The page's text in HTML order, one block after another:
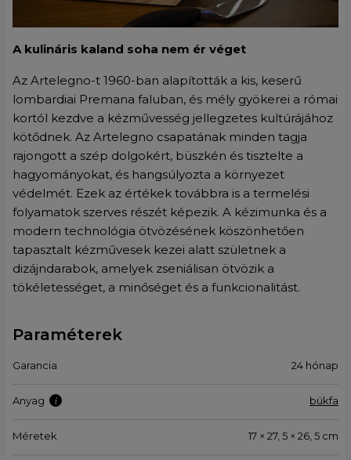
A kulináris kaland soha nem ér véget
Az Artelegno-t 1960-ban alapították a kis, keserű
lombardiai Premana faluban, és mély gyökerei a római
kortól kezdve a kézművesség jellegzetes kultúrájához
kötődnek. Az Artelegno csapatának minden tagja
rajongott a szép dolgokért, büszkén és tisztelte a
hagyományokat, és hangsúlyozta a környezet
védelmét. Ezek az értékek továbbra is a termelési
folyamatok szerves részét képezik. A kézimunka és a
modern technológia ötvözésének köszönhetően
tapasztalt kézművesek kezei alatt születnek a
dizájndarabok, amelyek zseniálisan ötvözik a
tökéletességet, a minőséget és a funkcionalitást.
Paraméterek
Garancia 24 hónap
Anyag bükfa
Méretek 17 × 27, 5 × 26, 5 cm